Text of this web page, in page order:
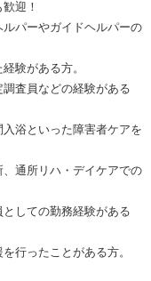
迎！
パーやガイドヘルパーの
験がある方。
査員などの経験がある
浴といった障害者ケアを
通所リハ・デイケアでの
しての勤務経験がある
行ったことがある方。